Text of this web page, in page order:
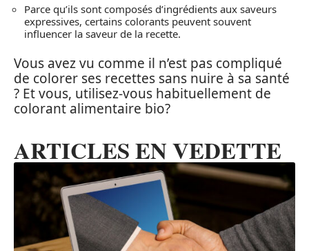
Parce qu’ils sont composés d’ingrédients aux saveurs
expressives, certains colorants peuvent souvent
influencer la saveur de la recette.
Vous avez vu comme il n’est pas compliqué
de colorer ses recettes sans nuire à sa santé
? Et vous, utilisez-vous habituellement de
colorant alimentaire bio?
ARTICLES EN VEDETTE